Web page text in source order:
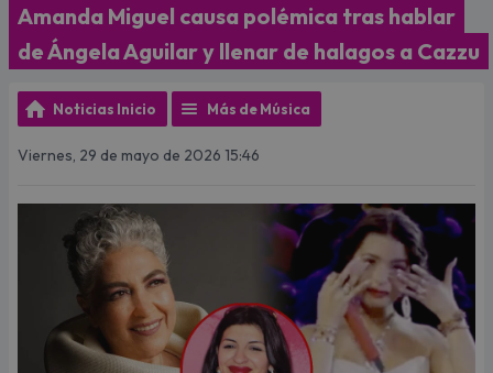
Amanda Miguel causa polémica tras hablar
de Ángela Aguilar y llenar de halagos a Cazzu
Noticias Inicio Más de Música
Viernes, 29 de mayo de 2026 15:46